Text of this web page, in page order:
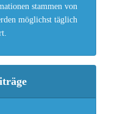
stammen von
möglichst täglich